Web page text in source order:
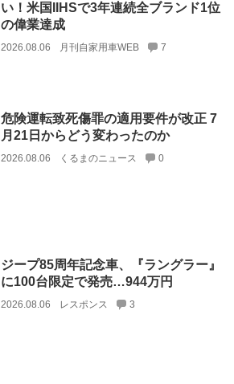
い！米国IIHSで3年連続全ブランド1位
の偉業達成
2026.08.06 月刊自家用車WEB 7
危険運転致死傷罪の適用要件が改正 7
月21日からどう変わったのか
2026.08.06 くるまのニュース 0
ジープ85周年記念車、『ラングラー』
に100台限定で発売…944万円
2026.08.06 レスポンス 3